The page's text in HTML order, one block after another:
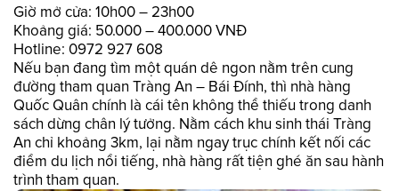
Giờ mở cửa: 10h00 – 23h00
Khoảng giá: 50.000 – 400.000 VNĐ
Hotline: 0972 927 608
Nếu bạn đang tìm một quán dê ngon nằm trên cung
đường tham quan Tràng An – Bái Đính, thì nhà hàng
Quốc Quân chính là cái tên không thể thiếu trong danh
sách dừng chân lý tưởng. Nằm cách khu sinh thái Tràng
An chỉ khoảng 3km, lại nằm ngay trục chính kết nối các
điểm du lịch nổi tiếng, nhà hàng rất tiện ghé ăn sau hành
trình tham quan.